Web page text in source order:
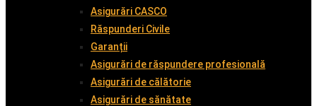
Asigurări CASCO
Răspunderi Civile
Garanții
Asigurări de răspundere profesională
Asigurări de călătorie
Asigurări de sănătate